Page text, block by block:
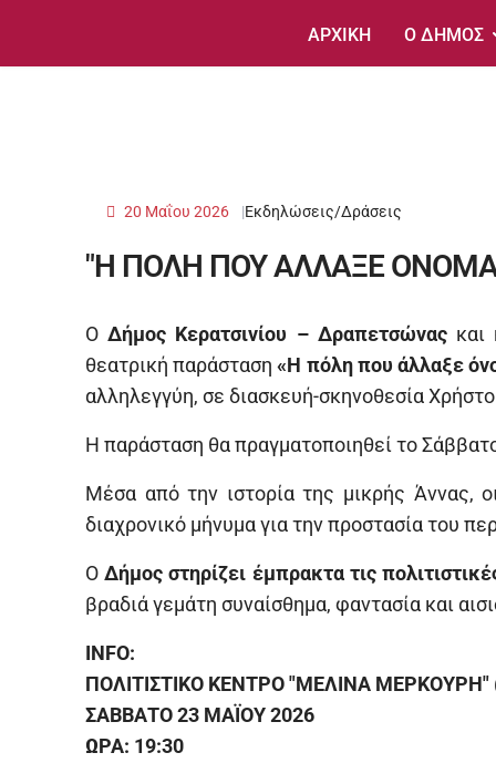
ΑΡΧΙΚΗ Ο ΔΗΜΟΣ
Εκδηλώσεις/Δράσεις
20 Μαΐου 2026
"Η ΠΟΛΗ ΠΟΥ ΑΛΛΑΞΕ
Ο Δήμος Κερατσινίου – Δραπετσώναςκαι
θεατρική παράσταση «Η πόλη που άλλαξε
αλληλεγγύη, σε διασκευή-σκηνοθεσία
Η παράσταση θα πραγματοποιηθεί το
Μέσα από την ιστορία της μικρής Άννας,
διαχρονικό μήνυμα για την προστασία του
Ο Δήμος στηρίζει έμπρακτα τις
βραδιά γεμάτη συναίσθημα, φαντασία και
INFO:
ΠΟΛΙΤΙΣΤΙΚΟ ΚΕΝΤΡΟ "ΜΕΛΙΝΑ ΜΕΡΚΟΥΡΗ"
ΣΑΒΒΑΤΟ 23 ΜΑΪΟΥ 2026
ΩΡΑ: 19:30